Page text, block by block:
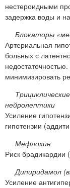
нестероидными
задержка воды и
Блокаторы
Артериальная
больных с
минимизировать
нейролептики
Усиление
гипотензии
Мефлохин
Риск брадикардии
Дипиридамол
Усиление